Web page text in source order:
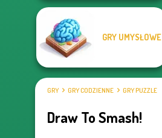
GRY UMYSŁOWE
GRY GRY CODZIENNE GRY PUZZLE
Draw To Smash!